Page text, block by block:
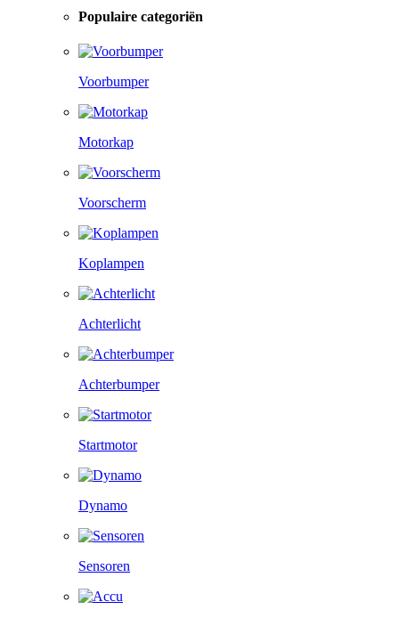
Populaire categoriën
Voorbumper
Motorkap
Voorscherm
Koplampen
Achterlicht
Achterbumper
Startmotor
Dynamo
Sensoren